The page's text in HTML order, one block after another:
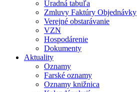
Úradná tabuľa
Zmluvy Faktúry Objednávky
Verejné obstarávanie
VZN
Hospodárenie
Dokumenty
Aktuality
Oznamy
Farské oznamy
Oznamy knižnica